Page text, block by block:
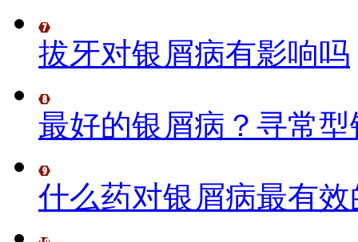
拔牙对银屑病有影响吗
最好的银屑病？寻常
什么药对银屑病最有